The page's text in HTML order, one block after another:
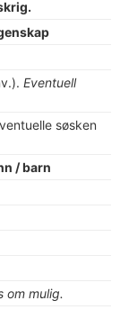
Eventuell
søsken
/ barn
om mulig.